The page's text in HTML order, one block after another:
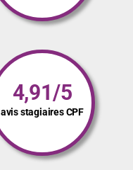
4,91/5
avis stagiaires CPF